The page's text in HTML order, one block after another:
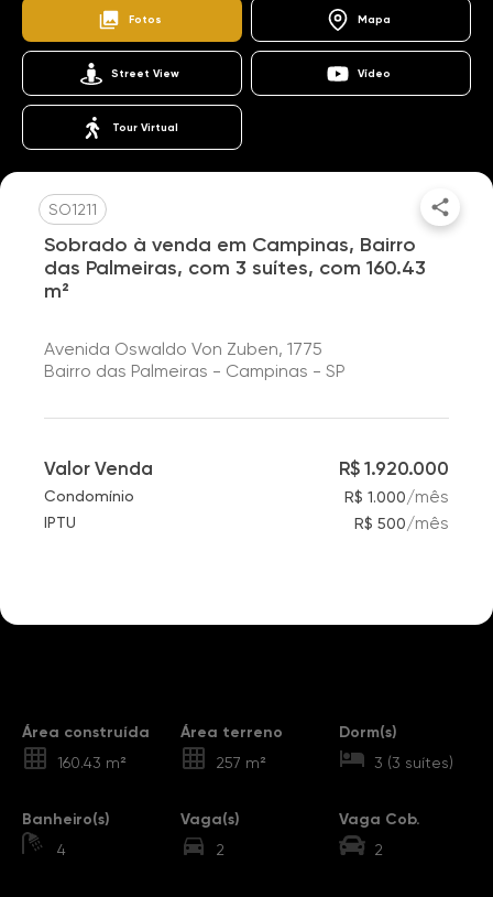
Fotos Mapa
Street View Vídeo
Tour Virtual
SO1211
Sobrado à venda em Campinas, Bairro
das Palmeiras, com 3 suítes, com 160.43
m²
Avenida Oswaldo Von Zuben, 1775
Bairro das Palmeiras - Campinas - SP
Valor Venda R$ 1.920.000
Condomínio R$ 1.000/mês
IPTU R$ 500/mês
Área construída
160.43 m²
Área terreno
257 m²
Dorm(s)
3 (3 suítes)
Banheiro(s)
4
Vaga(s)
2
Vaga Cob.
2